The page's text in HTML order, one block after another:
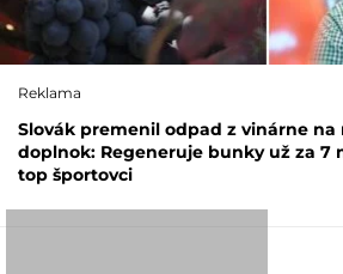
Reklama
Slovák premenil odpad z vinárne na
doplnok: Regeneruje bunky už za 7
top športovci